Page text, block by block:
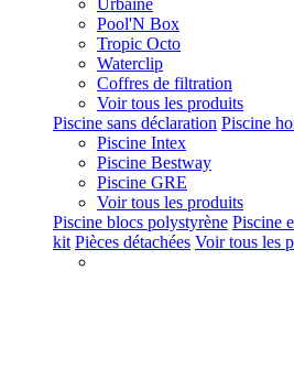
Urbaine
Pool'N Box
Tropic Octo
Waterclip
Coffres de filtration
Voir tous les produits
Piscine sans déclaration Piscine
Piscine Intex
Piscine Bestway
Piscine GRE
Voir tous les produits
Piscine blocs polystyrène Piscine
kit Pièces détachées Voir tous les